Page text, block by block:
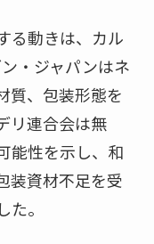
る動きは、カル
・ジャパンはネ
質、包装形態を
リ連合会は無
能性を示し、和
装資材不足を受
。